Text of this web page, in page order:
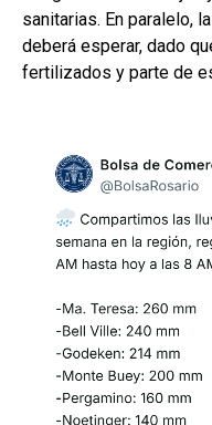
sanitarias. En paralelo,
deberá esperar, dado
fertilizados y parte de